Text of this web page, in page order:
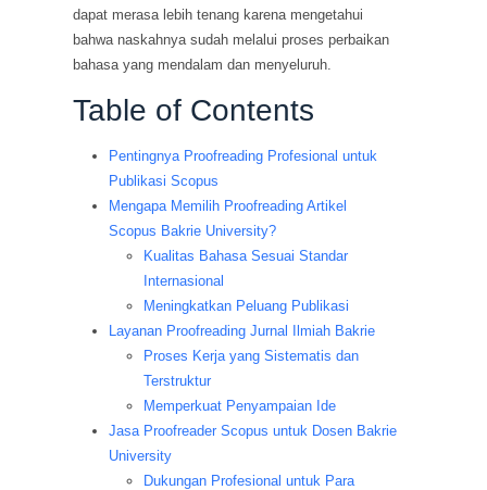
dapat merasa lebih tenang karena mengetahui
bahwa naskahnya sudah melalui proses perbaikan
bahasa yang mendalam dan menyeluruh.
Table of Contents
Pentingnya Proofreading Profesional untuk
Publikasi Scopus
Mengapa Memilih Proofreading Artikel
Scopus Bakrie University?
Kualitas Bahasa Sesuai Standar
Internasional
Meningkatkan Peluang Publikasi
Layanan Proofreading Jurnal Ilmiah Bakrie
Proses Kerja yang Sistematis dan
Terstruktur
Memperkuat Penyampaian Ide
Jasa Proofreader Scopus untuk Dosen Bakrie
University
Dukungan Profesional untuk Para